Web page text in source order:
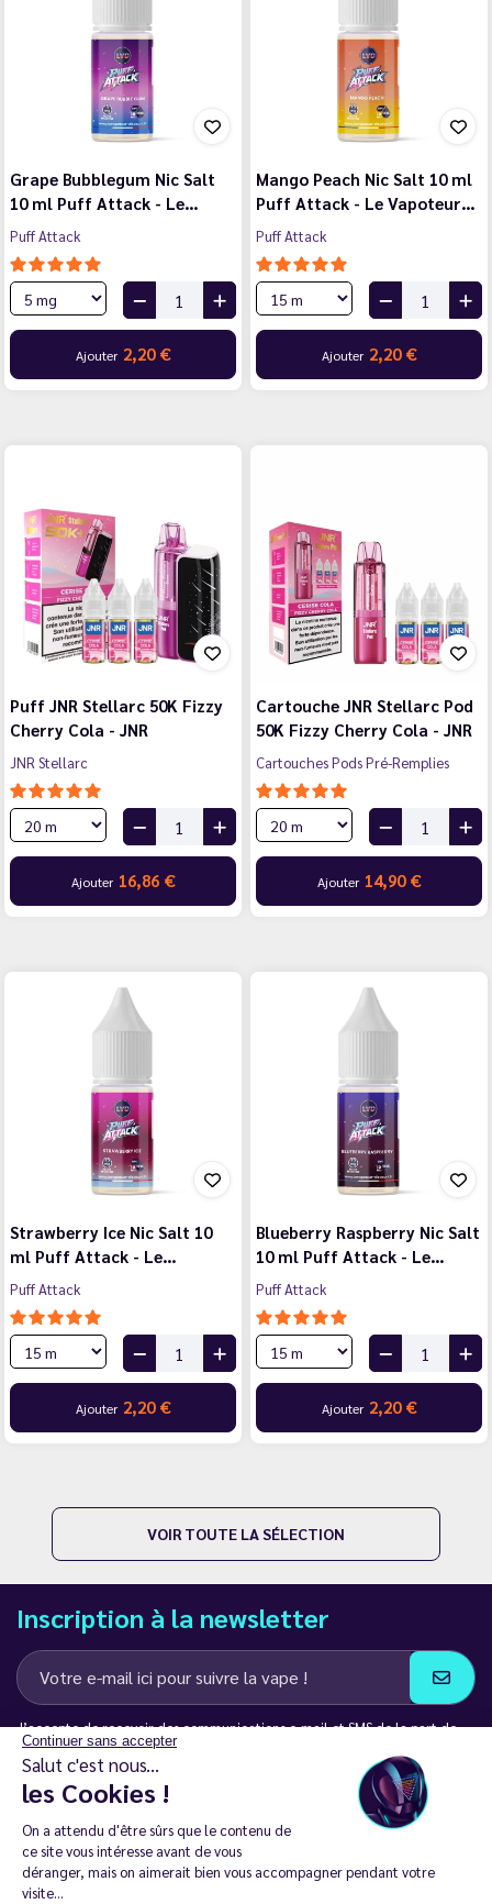
Continuer sans accepter
Salut c'est nous...
les Cookies !
On a attendu d'être sûrs que le contenu de
ce site vous intéresse avant de vous
déranger, mais on aimerait bien vous accompagner pendant votre
visite...
Grape Bubblegum Nic Salt
10 ml Puff Attack - Le…
Puff Attack
Ajouter 2,20 €
Mango Peach Nic Salt 10 ml
Puff Attack - Le Vapoteur…
Puff Attack
Ajouter 2,20 €
Puff JNR Stellarc 50K Fizzy
Cherry Cola - JNR
JNR Stellarc
Ajouter 16,86 €
Cartouche JNR Stellarc Pod
50K Fizzy Cherry Cola - JNR
Cartouches Pods Pré-Remplies
Ajouter 14,90 €
Strawberry Ice Nic Salt 10
ml Puff Attack - Le…
Puff Attack
Ajouter 2,20 €
Blueberry Raspberry Nic Salt
10 ml Puff Attack - Le…
Puff Attack
Ajouter 2,20 €
VOIR TOUTE LA SÉLECTION
Inscription à la newsletter
J’accepte de recevoir des communications e-mail et SMS de la part de
LD Groupe
Restez en contact